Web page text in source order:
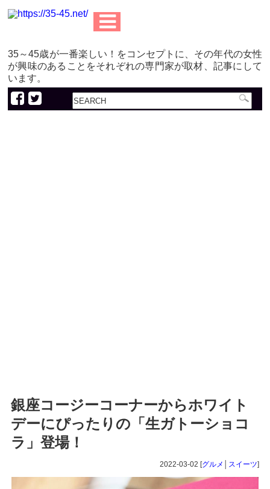
35～45歳が一番楽しい！をコンセプトに、その年代の女性
が興味のあることをそれぞれの専門家が取材、記事にして
います。
銀座コージーコーナーからホワイト
デーにぴったりの「生ガトーショコ
ラ」登場！
2022-03-02 [グルメ スイーツ]